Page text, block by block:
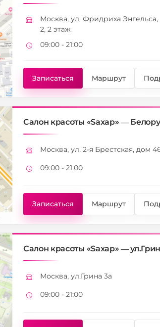
Адрес
Москва, ул. Фридриха Энгельса,
2, 2 этаж
Режим работы
09:00 - 21:00
Записаться Маршрут
Салон красоты «Saxap» —
Адрес
Москва, ул. 2-я Брестская, дом
Режим работы
09:00 - 21:00
Записаться Маршрут
Салон красоты «Saxap» —
Адрес
Москва, ул.Грина 3а
Режим работы
09:00 - 21:00